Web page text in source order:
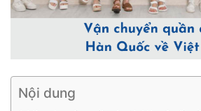
Nội dung